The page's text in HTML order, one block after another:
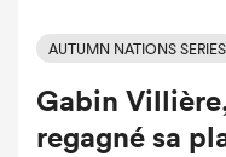
AUTUMN NATIONS SERIES
Gabin
regagné sa